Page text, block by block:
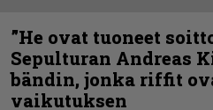
”He ovat tuoneet
Sepulturan Andreas
bändin, jonka riffit
vaikutuksen